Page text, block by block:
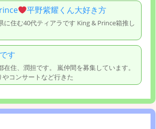
平野紫耀くん大好き方
に住む40代ティアラです King & Prince箱推し
す
在住、潤担です。 嵐仲間を募集しています。
コンサートなど行きた